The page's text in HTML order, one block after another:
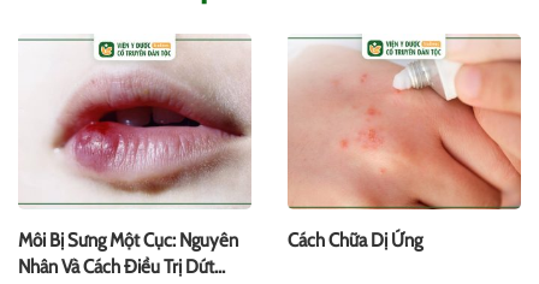
Môi Bị Sưng Một Cục: Nguyên
Nhân Và Cách Điều Trị Dứt
Cách Chữa Dị Ứng